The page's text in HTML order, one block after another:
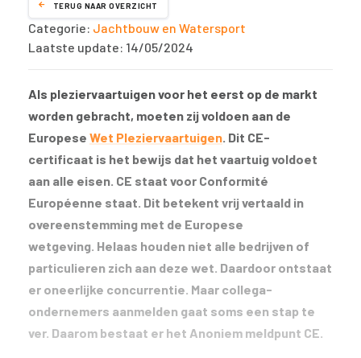
TERUG NAAR OVERZICHT
Categorie: Jachtbouw en Watersport
Laatste update: 14/05/2024
Als pleziervaartuigen voor het eerst op de markt
worden gebracht, moeten zij voldoen aan de
Europese Wet Pleziervaartuigen. Dit CE-
certificaat is het bewijs dat het vaartuig voldoet
aan alle eisen. CE staat voor Conformité
Européenne staat. Dit betekent vrij vertaald in
overeenstemming met de Europese
wetgeving. Helaas houden niet alle bedrijven of
particulieren zich aan deze wet. Daardoor ontstaat
er oneerlijke concurrentie. Maar collega-
ondernemers aanmelden gaat soms een stap te
ver. Daarom bestaat er het Anoniem meldpunt CE.